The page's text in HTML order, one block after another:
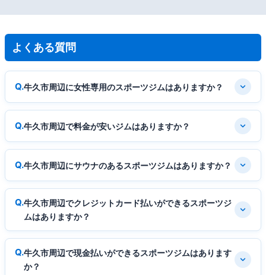
よくある質問
牛久市周辺に女性専用のスポーツジムはありますか？
牛久市周辺で料金が安いジムはありますか？
牛久市周辺にサウナのあるスポーツジムはありますか？
牛久市周辺でクレジットカード払いができるスポーツジ
ムはありますか？
牛久市周辺で現金払いができるスポーツジムはあります
か？